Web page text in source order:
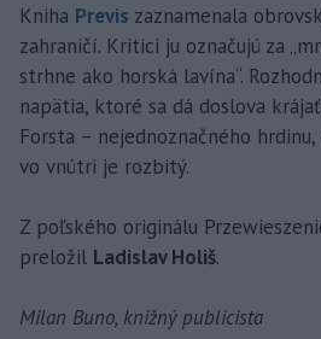
Kniha Previs zaznamenala
zahraničí. Kritici ju označujú za
strhne ako horská lavína“.
napätia, ktoré sa dá doslova
Forsta – nejednoznačného
vo vnútri je rozbitý.
Z poľského originálu
preložil Ladislav Holiš.
Milan Buno, knižný publicista